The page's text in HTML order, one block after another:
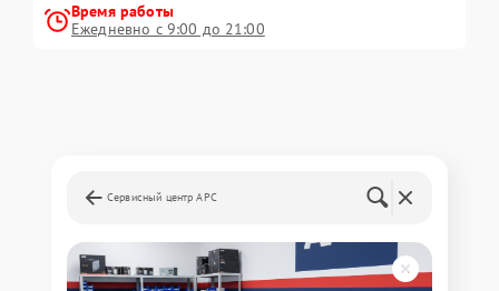
Время работы
Ежедневно с 9:00 до 21:00
Сервисный центр APC